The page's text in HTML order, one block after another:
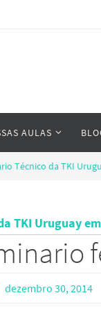
AULAS
Técnico da TKI
TKI Uruguay
dezembro 30, 2014